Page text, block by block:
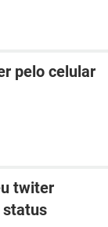
pelo celular
twiter
status